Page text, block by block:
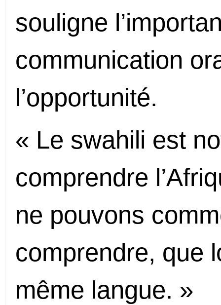
souligne
communication
l’opportunité.
« Le swahili est
comprendre
ne pouvons
comprendre, que
même langue. »